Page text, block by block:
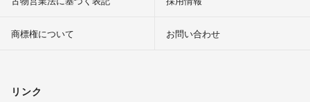
商標権について お問い合わせ
リンク